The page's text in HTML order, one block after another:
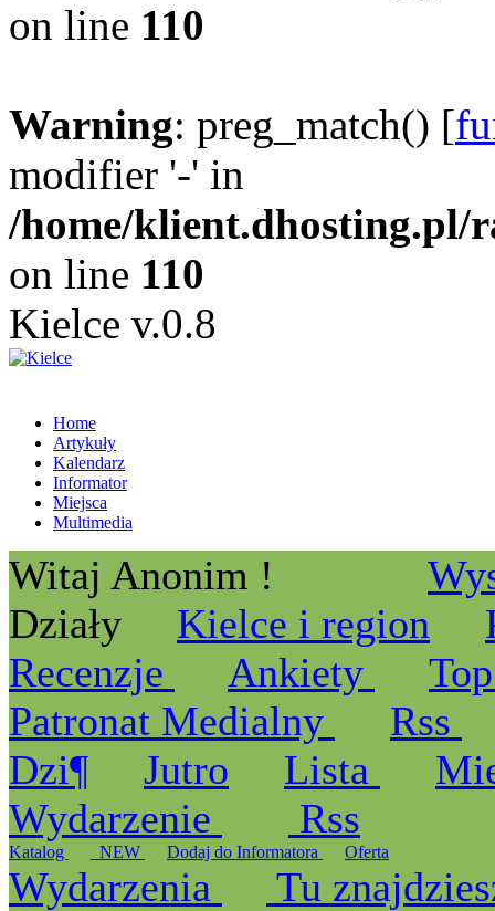
on line 110
Warning: preg_match() [
modifier '-' in
/home/klient.dhosting.pl/
on line 110
Kielce v.0.8
Home
Artykuły
Kalendarz
Informator
Miejsca
Multimedia
Witaj Anonim !
Działy
Kielce i region
Recenzje
Ankiety
Patronat Medialny
Rss
Dzi¶
Jutro Lista
Wydarzenie
Rss
Katalog _NEW Dodaj do Informatora Oferta
Wydarzenia
Tu